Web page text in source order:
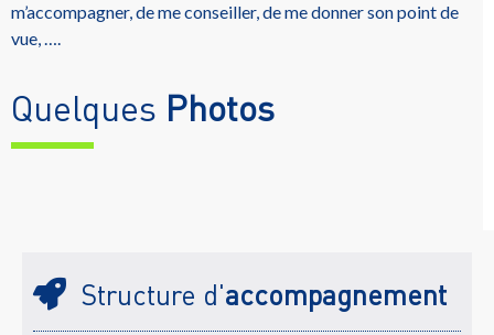
m’accompagner, de me conseiller, de me donner son point de
vue, ….
Quelques Photos
Structure d'accompagnement